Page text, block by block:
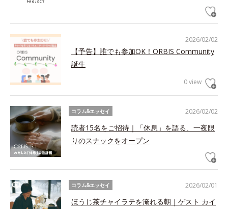
2026/02/02
【予告】誰でも参加OK！ORBIS Community
誕生
0 view
2026/02/02
コラム&エッセイ
読者15名をご招待｜「休息」を語る、一夜限
りのスナックをオープン
2026/02/01
コラム&エッセイ
ほうじ茶チャイラテを淹れる朝｜ゲスト カイ